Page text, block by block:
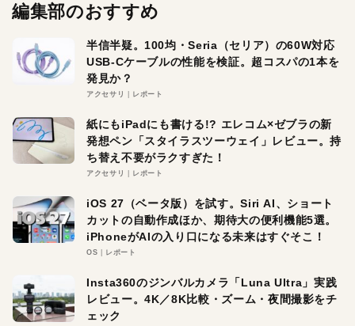
編集部のおすすめ
半信半疑。100均・Seria（セリア）の60W対応
USB-Cケーブルの性能を検証。超コスパの1本を
発見か？
アクセサリ レポート
紙にもiPadにも書ける!? エレコム×ゼブラの新
発想ペン「スタイラスツーウェイ」レビュー。持
ち替え不要がラクすぎた！
アクセサリ レポート
iOS 27（ベータ版）を試す。Siri AI、ショート
カットの自動作成ほか、期待大の便利機能5選。
iPhoneがAIの入り口になる未来はすぐそこ！
OS レポート
Insta360のジンバルカメラ「Luna Ultra」実践
レビュー。4K／8K比較・ズーム・夜間撮影をチ
ェック